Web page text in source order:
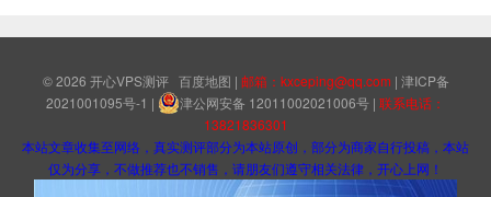
© 2026 开心VPS测评 百度地图 | 邮箱：kxceping@qq.com | 津ICP备
2021001095号-1 | 津公网安备 12011002021006号 | 联系电话：
13821836301
本站文章收集至网络，真实测评部分为本站原创，部分为商家自行投稿，本站
仅为分享，不做推荐也不销售，请朋友们遵守相关法律，开心上网！